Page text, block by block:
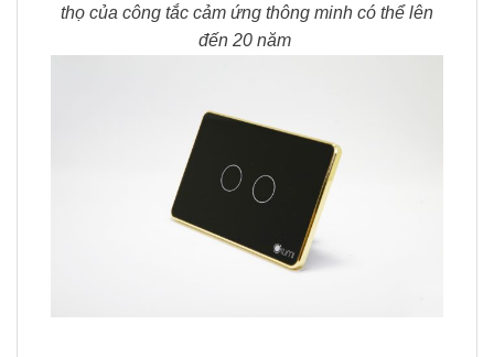
thọ của công tắc cảm ứng thông minh có thể lên
đến 20 năm